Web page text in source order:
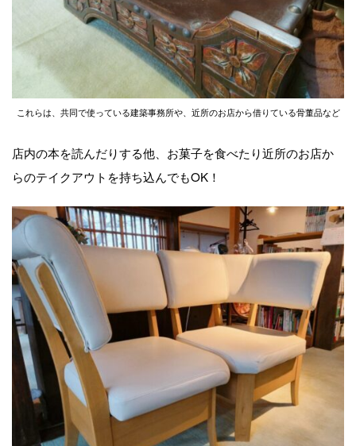
これらは、共同で使っている建築事務所や、近所のお店から借りている骨董品など
店内の本を読んだりする他、お菓子を食べたり近所のお店か
らのテイクアウトを持ち込んでもOK！